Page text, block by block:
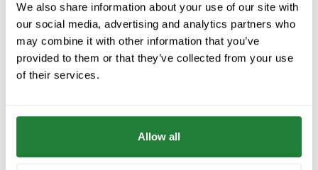
We also share information about your use of our site with
our social media, advertising and analytics partners who
may combine it with other information that you’ve
provided to them or that they’ve collected from your use
of their services.
Allow all
bezbednost povezanih IT usluga. Ovo
uključuje adekvatan odgovor na
potencijalne pretnje i incidente vezane za
informacionu bezbednost,
imovine FarmBooker u situacijama pretnji i
nasilja, kao i u sličnim okolnostima kada
pojedinci, bez obrade njihovih ličnih